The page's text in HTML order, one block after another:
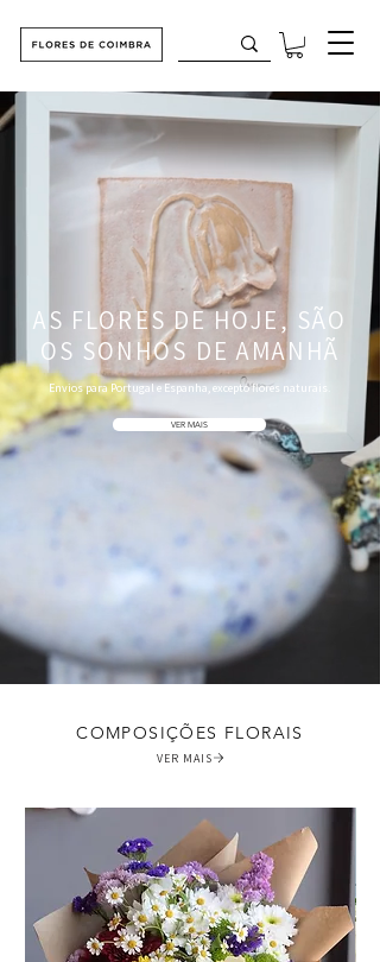
AS FLORES DE HOJE, SÃO
OS SONHOS DE AMANHÃ
Envios para Portugal e Espanha, excepto flores naturais.
VER MAIS
COMPOSIÇÕES FLORAIS
VER MAIS